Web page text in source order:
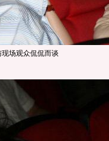
场观众侃侃而谈